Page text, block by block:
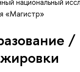
«Магистр»